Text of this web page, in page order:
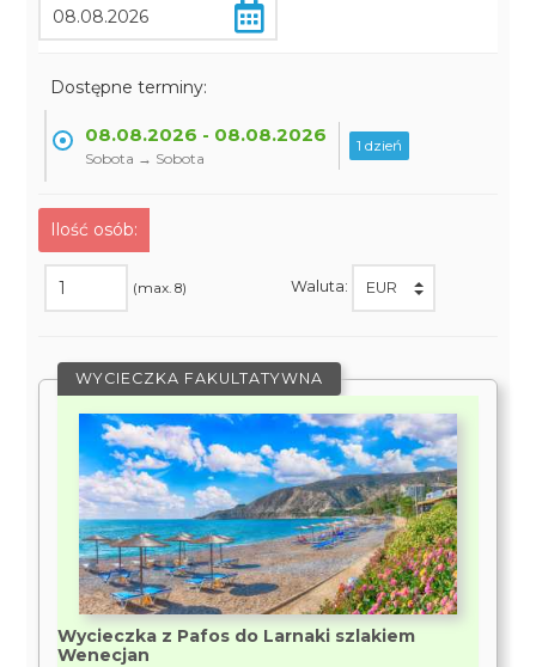
Dostępne terminy:
08.08.2026 - 08.08.2026
Sobota → Sobota
1 dzień
Ilość osób:
(max. 8) Waluta:
WYCIECZKA FAKULTATYWNA
Wycieczka z Pafos do Larnaki szlakiem
Wenecjan